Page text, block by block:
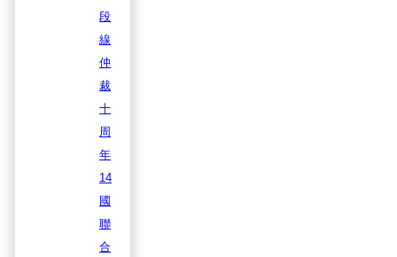
段
線
仲
裁
十
周
年
14
國
聯
合